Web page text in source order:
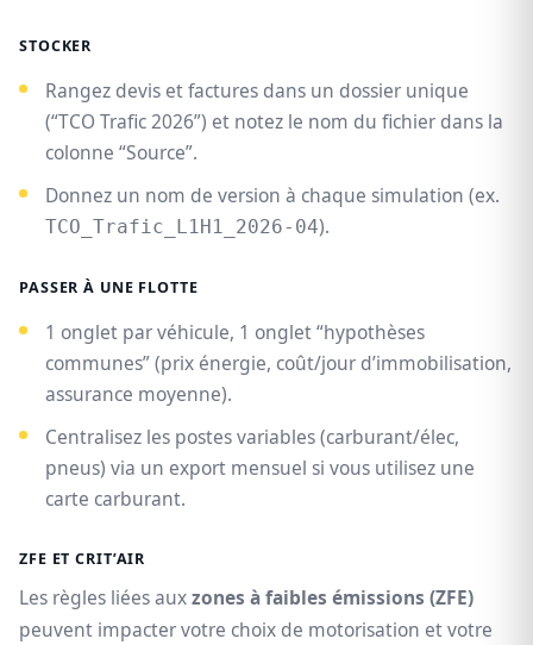
STOCKER
Rangez devis et factures dans un dossier unique
(“TCO Trafic 2026”) et notez le nom du fichier dans la
colonne “Source”.
Donnez un nom de version à chaque simulation (ex.
TCO_Trafic_L1H1_2026-04).
PASSER À UNE FLOTTE
1 onglet par véhicule, 1 onglet “hypothèses
communes” (prix énergie, coût/jour d’immobilisation,
assurance moyenne).
Centralisez les postes variables (carburant/élec,
pneus) via un export mensuel si vous utilisez une
carte carburant.
ZFE ET CRIT’AIR
Les règles liées auxzones à faibles émissions (ZFE)
peuvent impacter votre choix de motorisation et votre